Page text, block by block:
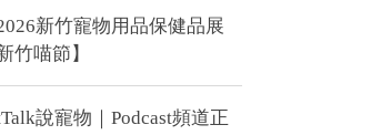
2026新竹寵物用品保健品展
竹喵節】
說寵物｜Podcast頻道正